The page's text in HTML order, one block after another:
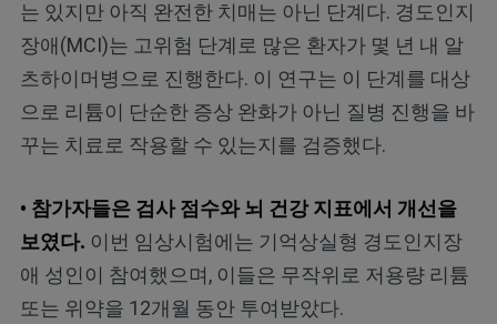
는 있지만 아직 완전한 치매는 아닌 단계다. 경도인지
장애(MCI)는 고위험 단계로 많은 환자가 몇 년 내 알
츠하이머병으로 진행한다. 이 연구는 이 단계를 대상
으로 리튬이 단순한 증상 완화가 아닌 질병 진행을 바
꾸는 치료로 작용할 수 있는지를 검증했다.
• 참가자들은 검사 점수와 뇌 건강 지표에서 개선을
보였다. 이번 임상시험에는 기억상실형 경도인지장
애 성인이 참여했으며, 이들은 무작위로 저용량 리튬
또는 위약을 12개월 동안 투여받았다.